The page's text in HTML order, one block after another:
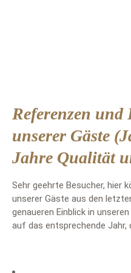
Referenzen und
unserer Gäste
Jahre Qualität
Sehr geehrte Besucher, hier
unserer Gäste aus den
genaueren Einblick in
auf das entsprechende